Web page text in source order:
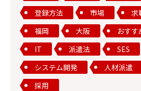
登録方法
市場 求
福岡
大阪
おす
IT
派遣法 SES
システム開発
人材派遣
採用